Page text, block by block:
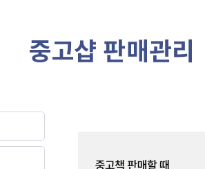
중고샵 판매관리